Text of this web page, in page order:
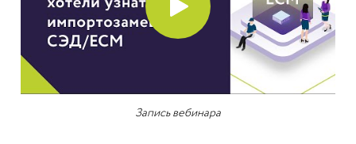
Запись вебинара